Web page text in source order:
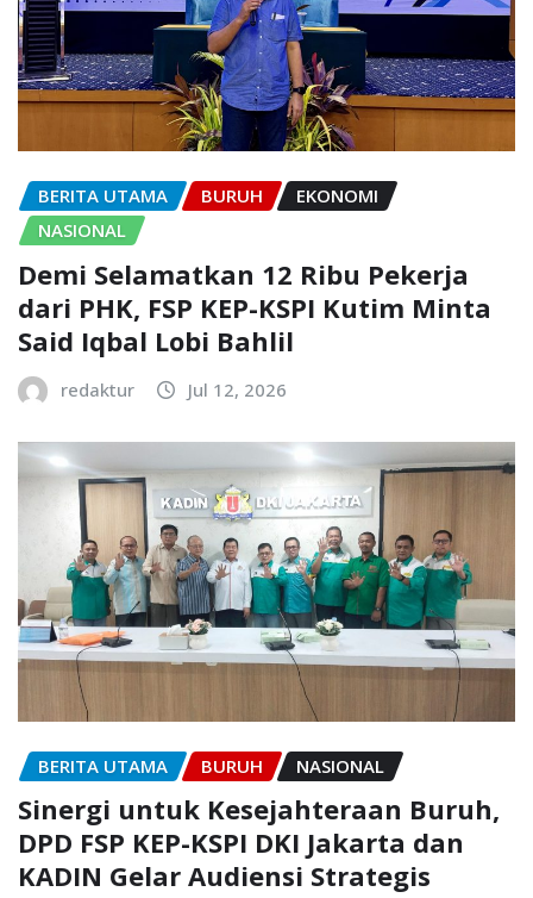
BERITA UTAMA BURUH
EKONOMI
NASIONAL
Demi Selamatkan 12 Ribu Pekerja
dari PHK, FSP KEP-KSPI Kutim Minta
Said Iqbal Lobi Bahlil
redaktur Jul 12, 2026
BERITA UTAMA BURUH NASIONAL
Sinergi untuk Kesejahteraan Buruh,
DPD FSP KEP-KSPI DKI Jakarta dan
KADIN Gelar Audiensi Strategis